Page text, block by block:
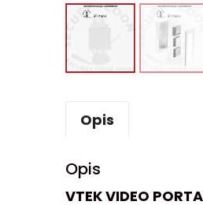
Opis
Opis
VTEK VIDEO